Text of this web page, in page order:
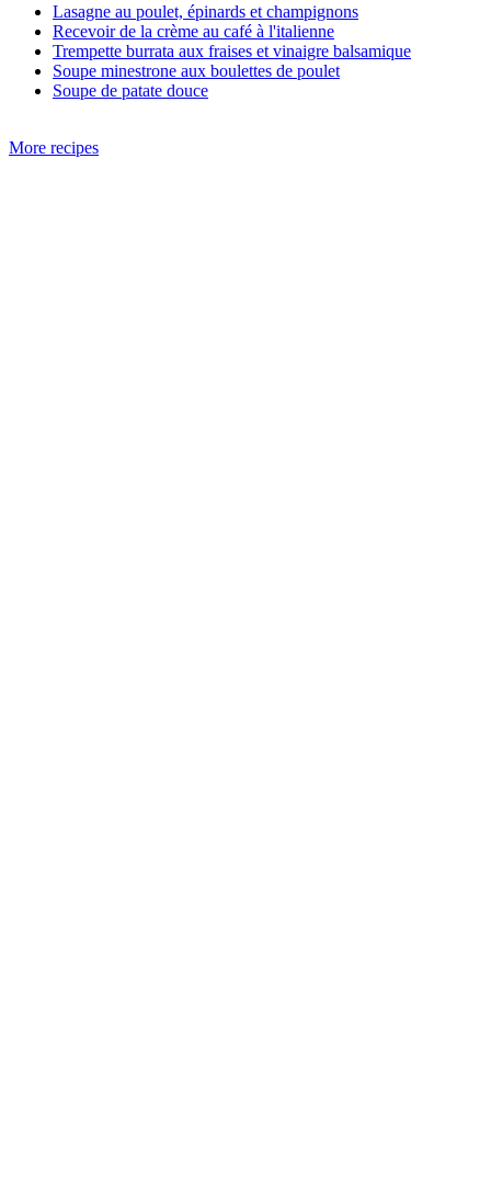
Lasagne au poulet, épinards et champignons
Recevoir de la crème au café à l'italienne
Trempette burrata aux fraises et vinaigre balsamique
Soupe minestrone aux boulettes de poulet
Soupe de patate douce
More recipes